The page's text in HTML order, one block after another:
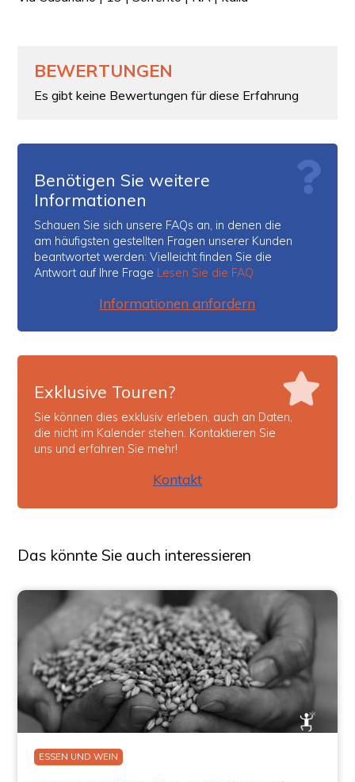
BEWERTUNGEN
Es gibt keine Bewertungen für diese Erfahrung
Benötigen Sie weitere
Informationen
Schauen Sie sich unsere FAQs an, in denen die
am häufigsten gestellten Fragen unserer Kunden
beantwortet werden: Vielleicht finden Sie die
Antwort auf Ihre Frage Lesen Sie die FAQ
Informationen anfordern
Exklusive Touren?
Sie können dies exklusiv erleben, auch an Daten,
die nicht im Kalender stehen. Kontaktieren Sie
uns und erfahren Sie mehr!
Kontakt
Das könnte Sie auch interessieren
ESSEN UND WEIN